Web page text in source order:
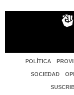
POLÍTICA
SOCIEDAD